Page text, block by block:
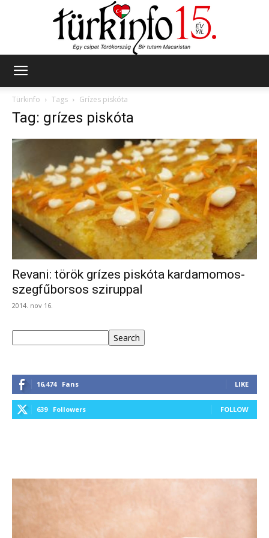
Türkinfo
Tags Grízes piskóta
Tag: grízes piskóta
Revani: török grízes piskóta kardamomos-
szegfűborsos sziruppal
2014. nov 16.
Search
16,474 Fans LIKE
639 Followers FOLLOW